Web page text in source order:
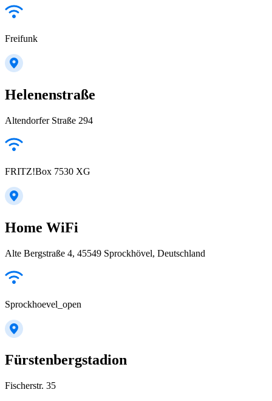
Freifunk
Helenenstraße
Altendorfer Straße 294
FRITZ!Box 7530 XG
Home WiFi
Alte Bergstraße 4, 45549 Sprockhövel, Deutschland
Sprockhoevel_open
Fürstenbergstadion
Fischerstr. 35